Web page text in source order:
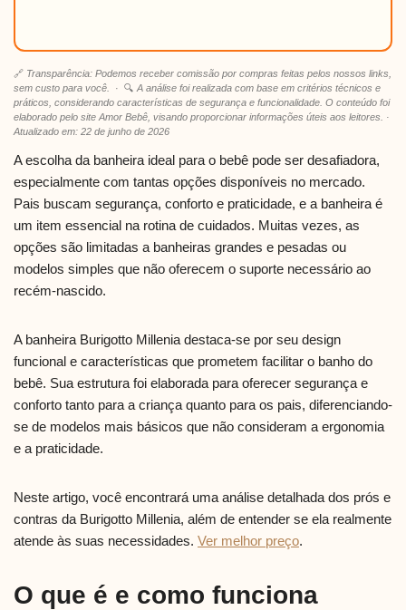
🔗 Transparência: Podemos receber comissão por compras feitas pelos nossos links,
sem custo para você.
· 🔍 A análise foi realizada com base em critérios técnicos e
práticos, considerando características de segurança e funcionalidade. O conteúdo foi
elaborado pelo site Amor Bebê, visando proporcionar informações úteis aos leitores. ·
Atualizado em: 22 de junho de 2026
A escolha da banheira ideal para o bebê pode ser desafiadora,
especialmente com tantas opções disponíveis no mercado.
Pais buscam segurança, conforto e praticidade, e a banheira é
um item essencial na rotina de cuidados. Muitas vezes, as
opções são limitadas a banheiras grandes e pesadas ou
modelos simples que não oferecem o suporte necessário ao
recém-nascido.
A banheira Burigotto Millenia destaca-se por seu design
funcional e características que prometem facilitar o banho do
bebê. Sua estrutura foi elaborada para oferecer segurança e
conforto tanto para a criança quanto para os pais, diferenciando-
se de modelos mais básicos que não consideram a ergonomia
e a praticidade.
Neste artigo, você encontrará uma análise detalhada dos prós e
contras da Burigotto Millenia, além de entender se ela realmente
atende às suas necessidades. Ver melhor preço.
O que é e como funciona